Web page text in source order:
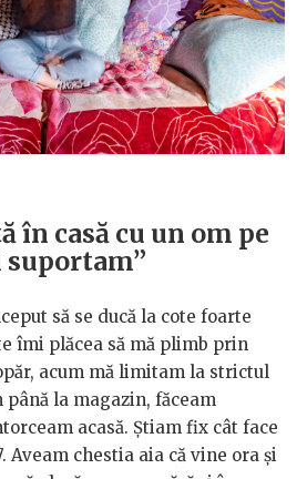
în casă cu un om pe
să se ducă la cote foarte
îmi plăcea să mă plimb prin
acum mă limitam la strictul
până la magazin, făceam
acasă. Știam fix cât face
Aveam chestia aia că vine ora și